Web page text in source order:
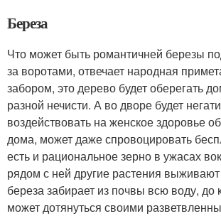
Береза
Что может быть романтичней березы
за воротами, отвечает народная
забором, это дерево будет оберегать
разной нечисти. А во дворе будет
воздействовать на женское здоровье
дома, может даже спровоцировать
есть и рациональное зерно в ужасах
рядом с ней другие растения
береза забирает из почвы всю воду, до
может дотянуться своими